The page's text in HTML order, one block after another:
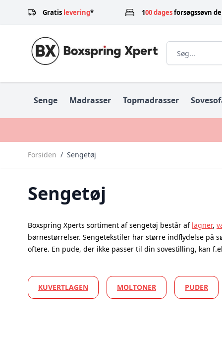
Gratis levering* 100 dagesforsøgssøvn
Senge Madrasser Topmadrasser
Forsiden / Sengetøj
Sengetøj
Boxspring Xperts sortiment af sengetøj består af lagner,
børnestørrelser. Sengetekstiler har større indflydelse på
oftere. En pude, der ikke passer til din sovestilling, kan
KUVERTLAGEN MOLTONER PUDER